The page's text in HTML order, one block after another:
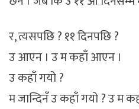
र, त्यसपछि ? ११ दिनपछि ?
उ आएन । उ म कहाँ आएन ।
उ कहाँ गयो ?
म जान्दिनँ उ कहाँ गयो ? उ म